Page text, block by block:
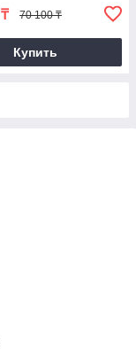
₸ 70 100 ₸
Купить